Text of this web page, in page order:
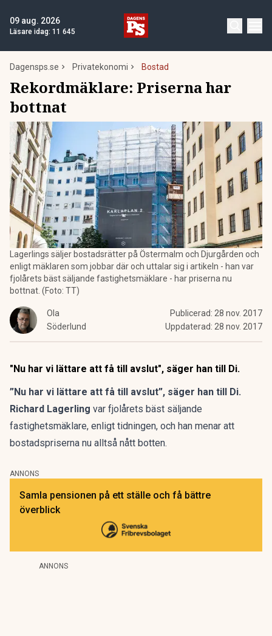
09 aug. 2026
Läsare idag: 11 645
Dagensps.se Privatekonomi Bostad
Rekordmäklare: Priserna har
bottnat
Lagerlings säljer bostadsrätter på Östermalm och Djurgården och
enligt mäklaren som jobbar där och uttalar sig i artikeln - han var
fjolårets bäst säljande fastighetsmäklare - har priserna nu
bottnat. (Foto: TT)
Ola
Söderlund
Publicerad: 28 nov. 2017
Uppdaterad: 28 nov. 2017
"Nu har vi lättare att få till avslut", säger han till Di.
”Nu har vi lättare att få till avslut”, säger han till Di.
Richard Lagerling var fjolårets bäst säljande
fastighetsmäklare, enligt tidningen, och han menar att
bostadspriserna nu alltså nått botten.
ANNONS
Samla pensionen på ett ställe och få bättre
överblick
ANNONS